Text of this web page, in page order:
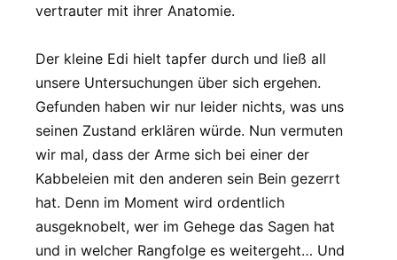
vertrauter mit ihrer Anatomie.
Der kleine Edi hielt tapfer durch und ließ all
unsere Untersuchungen über sich ergehen.
Gefunden haben wir nur leider nichts, was uns
seinen Zustand erklären würde. Nun vermuten
wir mal, dass der Arme sich bei einer der
Kabbeleien mit den anderen sein Bein gezerrt
hat. Denn im Moment wird ordentlich
ausgeknobelt, wer im Gehege das Sagen hat
und in welcher Rangfolge es weitergeht… Und